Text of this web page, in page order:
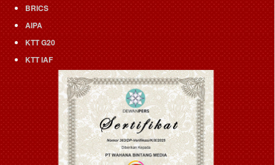
BRICS
AIPA
KTT G20
KTT IAF